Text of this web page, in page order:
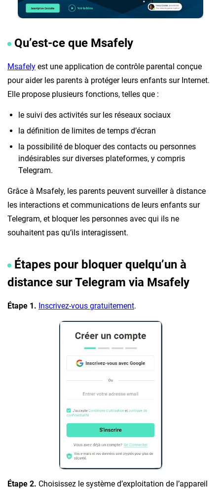
Qu’est-ce que Msafely
Msafely est une application de contrôle parental conçue
pour aider les parents à protéger leurs enfants sur Internet.
Elle propose plusieurs fonctions, telles que :
le suivi des activités sur les réseaux sociaux
la définition de limites de temps d’écran
la possibilité de bloquer des contacts ou personnes
indésirables sur diverses plateformes, y compris
Telegram.
Grâce à Msafely, les parents peuvent surveiller à distance
les interactions et communications de leurs enfants sur
Telegram, et bloquer les personnes avec qui ils ne
souhaitent pas qu’ils interagissent.
Étapes pour bloquer quelqu’un à
distance sur Telegram via Msafely
Étape 1. Inscrivez-vous gratuitement.
Étape 2. Choisissez le système d’exploitation de l’appareil